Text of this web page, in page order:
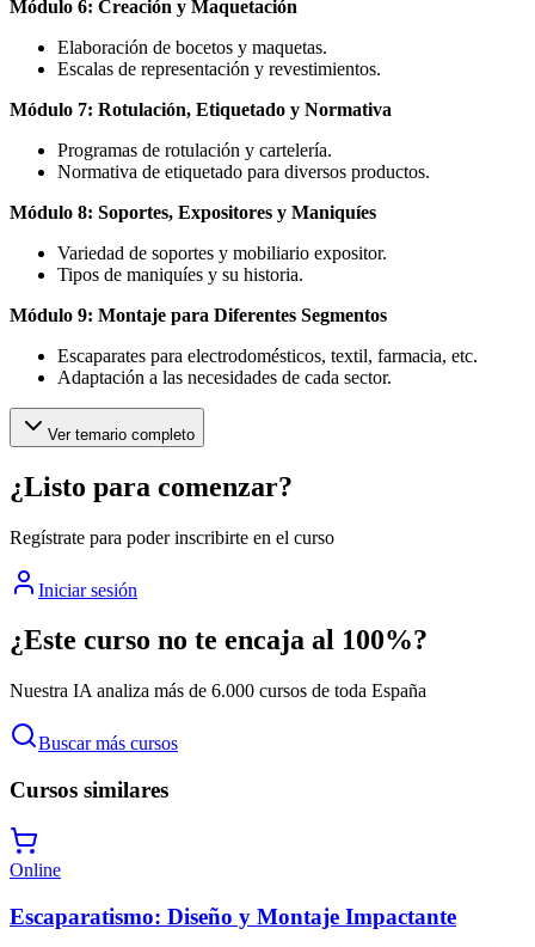
Módulo 6: Creación y Maquetación
Elaboración de bocetos y maquetas.
Escalas de representación y revestimientos.
Módulo 7: Rotulación, Etiquetado y Normativa
Programas de rotulación y cartelería.
Normativa de etiquetado para diversos productos.
Módulo 8: Soportes, Expositores y Maniquíes
Variedad de soportes y mobiliario expositor.
Tipos de maniquíes y su historia.
Módulo 9: Montaje para Diferentes Segmentos
Escaparates para electrodomésticos, textil, farmacia, etc.
Adaptación a las necesidades de cada sector.
Ver temario completo
¿Listo para comenzar?
Regístrate para poder inscribirte en el curso
Iniciar sesión
¿Este curso no te encaja al 100%?
Nuestra IA analiza más de 6.000 cursos de toda España
Buscar más cursos
Cursos similares
Online
Escaparatismo: Diseño y Montaje Impactante